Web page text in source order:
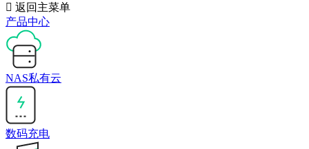
 返回主菜单
产品中心
NAS私有云
数码充电